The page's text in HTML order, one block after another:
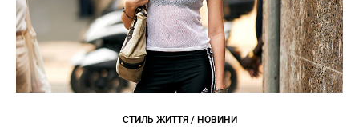
СТИЛЬ ЖИТТЯ / НОВИНИ